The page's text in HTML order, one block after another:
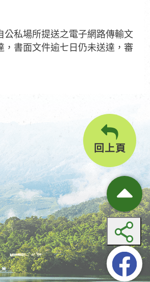
公私場所提送之電子網路傳輸文
書面文件逾七日仍未送達，審
回上頁